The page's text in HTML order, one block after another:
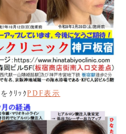
し、ほくろ取放題を開始致
別キャンペーンの対象者
されていない患者様及び
ｸﾘｯｸPDF表示